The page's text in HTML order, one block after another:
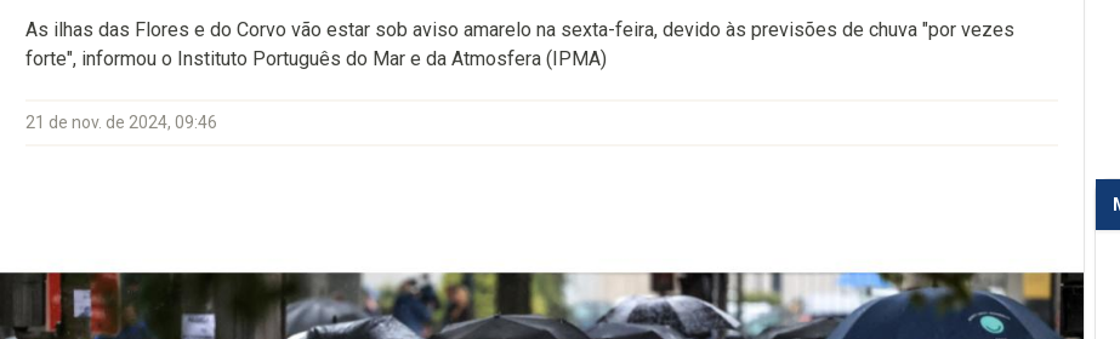
As ilhas das Flores e do Corvo vão estar sob aviso amarelo na sexta-feira, devido às previsões de chuva "por vezes
forte", informou o Instituto Português do Mar e da Atmosfera (IPMA)
21 de nov. de 2024, 09:46